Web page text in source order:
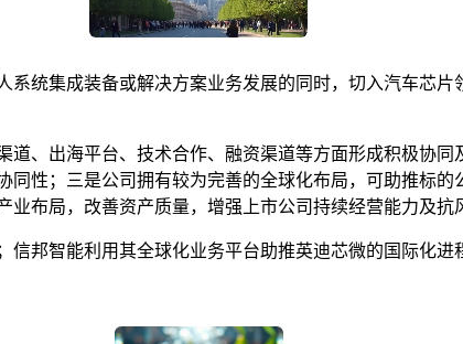
统集成装备或解决方案业务发展的同时，切入汽车芯
、出海平台、技术合作、融资渠道等方面形成积极协
性；三是公司拥有较为完善的全球化布局，可助推标
布局，改善资产质量，增强上市公司持续经营能力及抗
邦智能利用其全球化业务平台助推英迪芯微的国际化